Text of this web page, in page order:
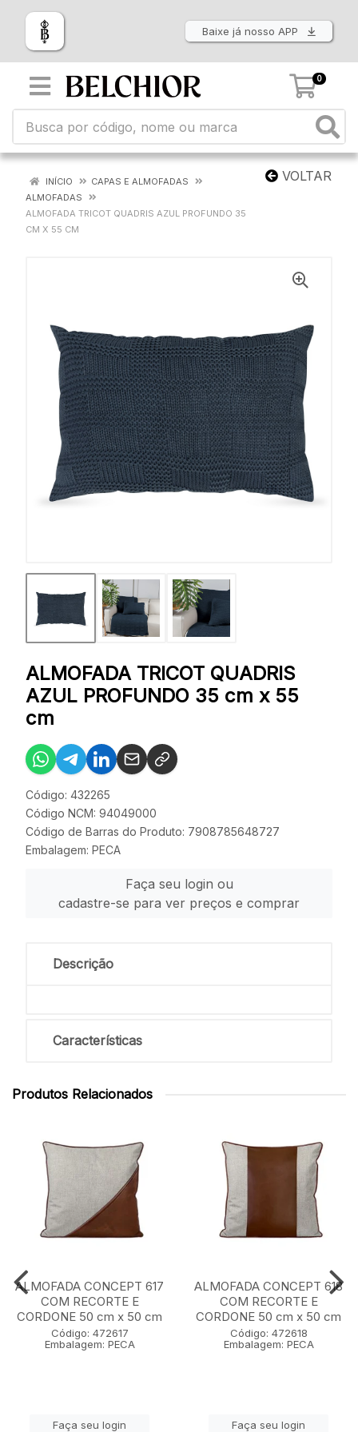
Baixe já nosso APP
0
VOLTAR
INÍCIO
CAPAS E ALMOFADAS
ALMOFADAS
ALMOFADA TRICOT QUADRIS AZUL PROFUNDO 35
CM X 55 CM
ALMOFADA TRICOT QUADRIS
AZUL PROFUNDO 35 cm x 55
cm
Código: 432265
Código NCM: 94049000
Código de Barras do Produto: 7908785648727
Embalagem: PECA
Faça seu login ou
cadastre-se para ver preços e comprar
Descrição
Características
Produtos Relacionados
ALMOFADA CONCEPT 617
COM RECORTE E
CORDONE 50 cm x 50 cm
Código: 472617
Embalagem: PECA
Faça seu login
ALMOFADA CONCEPT 618
COM RECORTE E
CORDONE 50 cm x 50 cm
Código: 472618
Embalagem: PECA
Faça seu login